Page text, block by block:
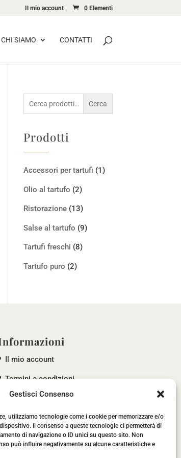
Gestisci Consenso
utilizziamo tecnologie come i cookie per memorizzare e/o
Il consenso a queste tecnologie ci permetterà di
di navigazione o ID unici su questo sito. Non
può influire negativamente su alcune caratteristiche e
Il mio account 0 Elementi
CHI SIAMO CONTATTI
Cerca: Cerca
Prodotti
Accessori per tartufi (1)
Olio al tartufo (2)
Ristorazione (13)
Salse al tartufo (9)
Tartufi freschi (8)
Tartufo puro (2)
Il mio account
Termini e condizioni
Privacy policy
Cookie policy